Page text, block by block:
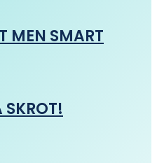
MEN SMART
SKROT!